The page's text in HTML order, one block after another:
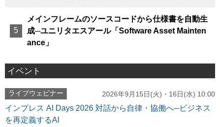
メインフレームのソースコードから仕様書を自動生
成─ユニリタエスアール「Software Asset Mainten
ance」
イベント
ライブウェビナー 2026年9月15日(火)・16日(水) 10:00
インプレス AI Days 2026 対話から自律・協働へ─ビジネス
を再定義するAI